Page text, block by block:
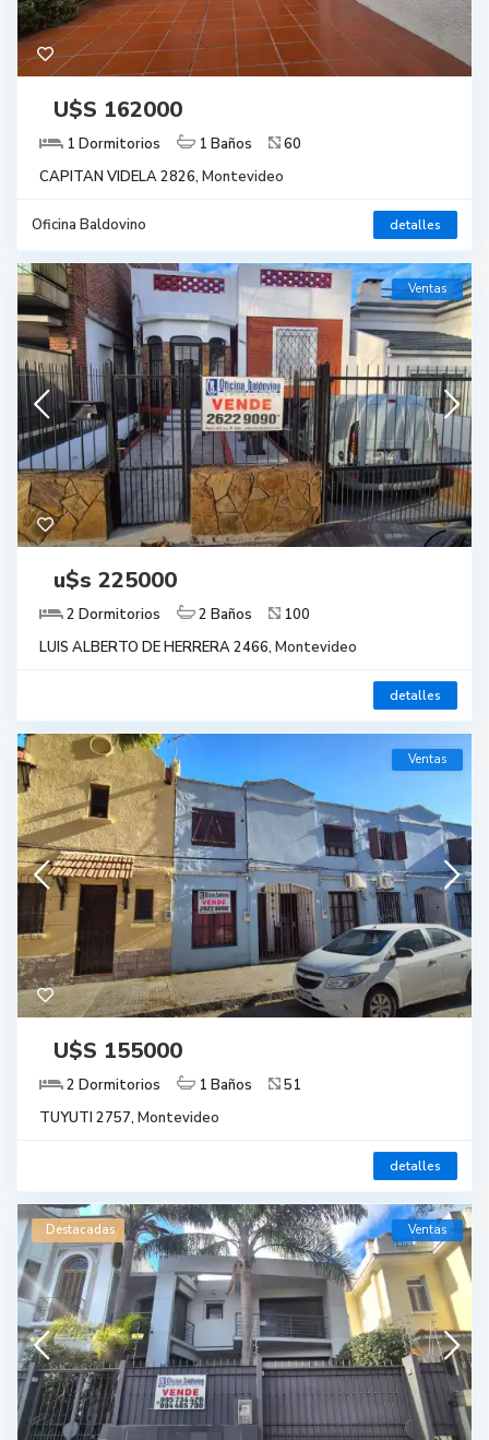
U$S 162000
1 Dormitorios 1 Baños
60
CAPITAN VIDELA 2826, Montevideo
Oficina Baldovino detalles
Ventas
u$s 225000
2 Dormitorios 2 Baños
100
LUIS ALBERTO DE HERRERA 2466, Montevideo
detalles
Ventas
U$S 155000
2 Dormitorios 1 Baños
51
TUYUTI 2757, Montevideo
detalles
Destacadas Ventas